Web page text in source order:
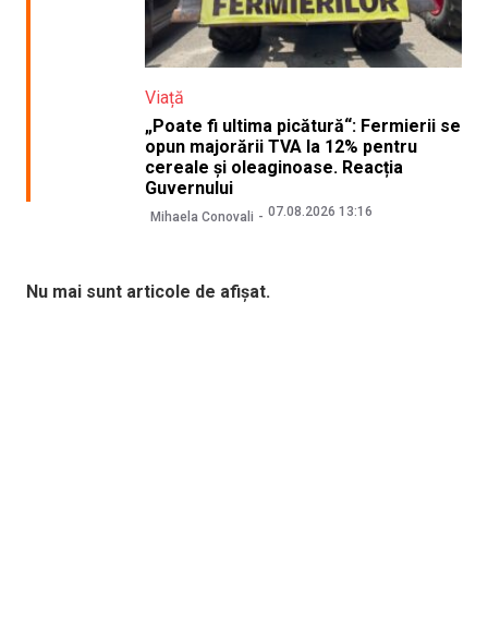
Viață
„Poate fi ultima picătură“: Fermierii se
opun majorării TVA la 12% pentru
cereale și oleaginoase. Reacția
Guvernului
Mihaela Conovali 07.08.2026 13:16
Nu mai sunt articole de afișat.